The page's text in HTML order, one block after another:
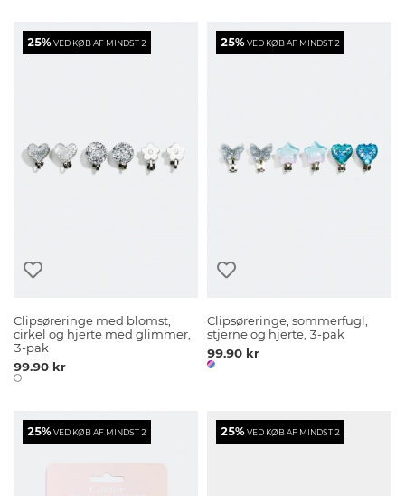
25%VED KØB AF MINDST 2
Clipsøreringe med blomst,
cirkel og hjerte med glimmer,
3-pak
99.90 kr
25%VED KØB AF MINDST 2
Clipsøreringe, sommerfugl,
stjerne og hjerte, 3-pak
99.90 kr
25%VED KØB AF MINDST 2 25%VED KØB AF MINDST 2